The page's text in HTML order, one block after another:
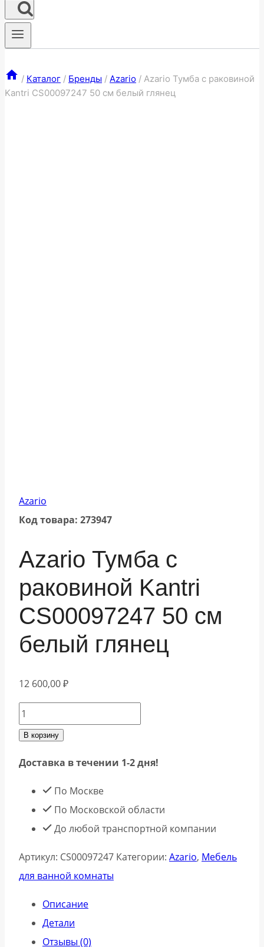
/ Каталог / Бренды / Azario / Azario Тумба с раковиной
Kantri CS00097247 50 см белый глянец
Azario
Код товара: 273947
Azario Тумба с
раковиной Kantri
CS00097247 50 см
белый глянец
12 600,00₽
Количество
товара
Тумба
раковиной
Kantri
50
см
белый
глянец
В корзину
Доставка в течении 1-2 дня!
По Москве
По Московской области
До любой транспортной компании
Артикул: CS00097247 Категории: Azario, Мебель
для ванной комнаты
Описание
Детали
Отзывы (0)